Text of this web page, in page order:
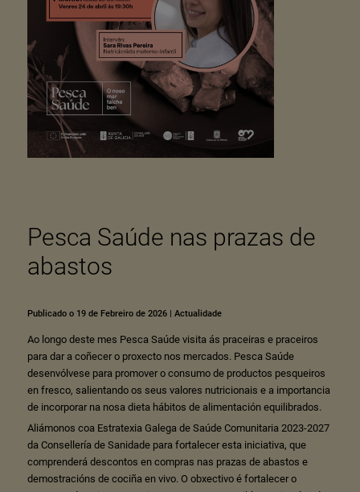
Pesca Saúde nas prazas de
abastos
Publicado o 19 de Febreiro de 2026| Actualidade
Ao longo deste mes Pesca Saúde visita ás praceiras e praceiros
para dar a coñecer o proxecto nos mercados. Pesca Saúde
desenvólvese para promover o consumo de productos pesqueiros
en fresco, salientando os seus valores nutricionais e a importancia
de incorporar na nosa dieta hábitos de alimentación equilibrados.
Aliámonos coa Estratexia Galega de Saúde Comunitaria 2023-2027
da Consellería de Sanidade para fortalecer esta iniciativa, que
comprenderá descontos en compras nas prazas de abastos e
demostracións de cociña en vivo. O obxectivo é fortalecer o